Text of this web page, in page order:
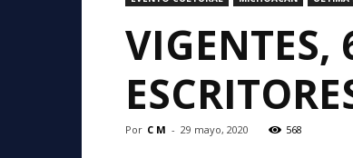
VIGENTES,
Por C M - 29 mayo, 2020 568